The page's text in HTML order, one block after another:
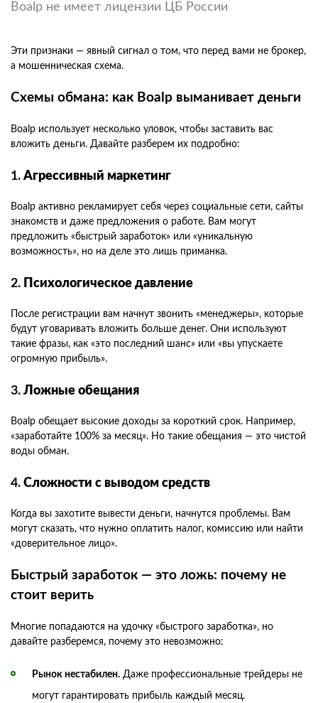
Boalp не имеет лицензии ЦБ России
Эти признаки — явный сигнал о том, что перед вами не брокер,
а мошенническая схема.
Схемы обмана: как Boalp выманивает деньги
Boalp использует несколько уловок, чтобы заставить вас
вложить деньги. Давайте разберем их подробно:
1.Агрессивный маркетинг
Boalp активно рекламирует себя через социальные сети, сайты
знакомств и даже предложения о работе. Вам могут
предложить «быстрый заработок» или «уникальную
возможность», но на деле это лишь приманка.
2. Психологическое давление
После регистрации вам начнут звонить «менеджеры», которые
будут уговаривать вложить больше денег. Они используют
такие фразы, как «это последний шанс» или «вы упускаете
огромную прибыль».
3. Ложные обещания
Boalp обещает высокие доходы за короткий срок. Например,
«заработайте 100% за месяц». Но такие обещания — это чистой
воды обман.
4. Сложности с выводом средств
Когда вы захотите вывести деньги, начнутся проблемы. Вам
могут сказать, что нужно оплатить налог, комиссию или найти
«доверительное лицо».
Быстрый заработок — это ложь: почему не
стоит верить
Многие попадаются на удочку «быстрого заработка», но
давайте разберемся, почему это невозможно:
Рынок нестабилен. Даже профессиональные трейдеры не
могут гарантировать прибыль каждый месяц.